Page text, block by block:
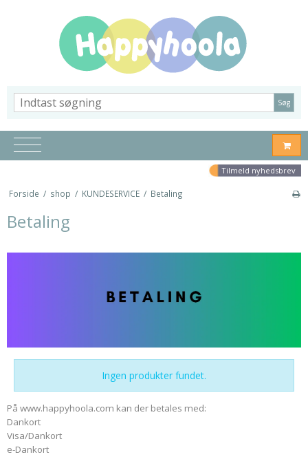
Søg
Tilmeld nyhedsbrev
Forside / shop / KUNDESERVICE / Betaling
Betaling
Ingen produkter fundet.
På www.happyhoola.com kan der betales med:
Dankort
Visa/Dankort
e-Dankort